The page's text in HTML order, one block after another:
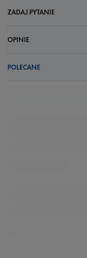
ZADAJ PYTANIE
OPINIE
POLECANE